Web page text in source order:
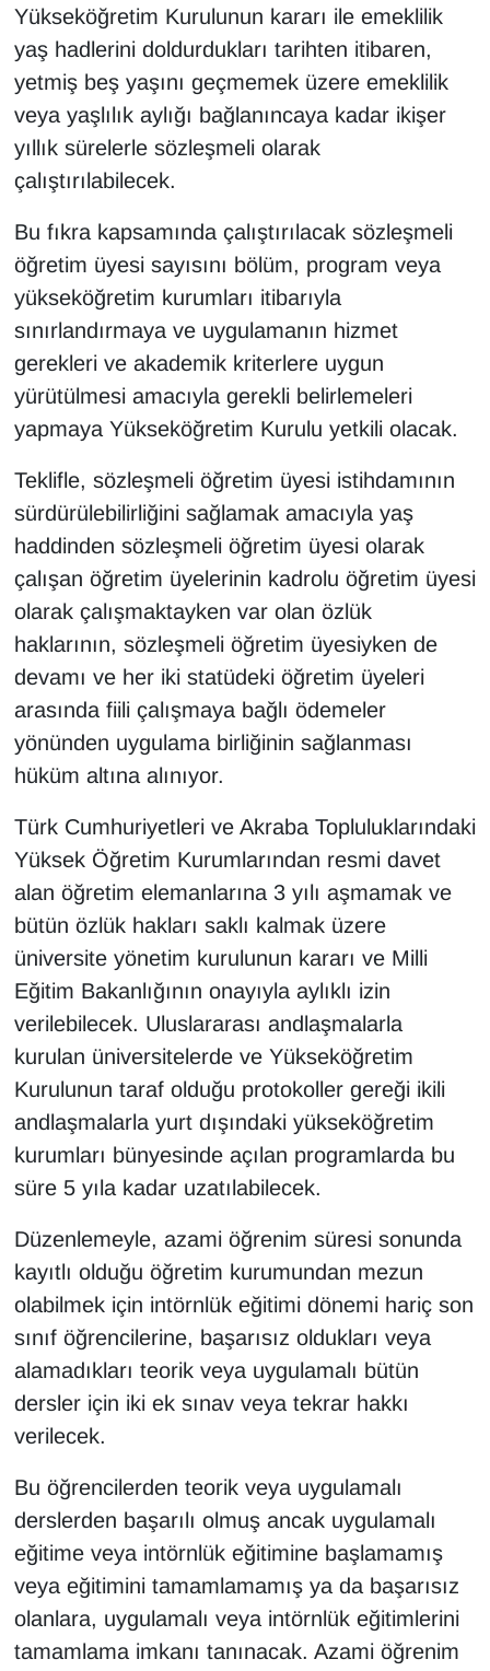
Yükseköğretim Kurulunun kararı ile emeklilik
yaş hadlerini doldurdukları tarihten itibaren,
yetmiş beş yaşını geçmemek üzere emeklilik
veya yaşlılık aylığı bağlanıncaya kadar ikişer
yıllık sürelerle sözleşmeli olarak
çalıştırılabilecek.
Bu fıkra kapsamında çalıştırılacak sözleşmeli
öğretim üyesi sayısını bölüm, program veya
yükseköğretim kurumları itibarıyla
sınırlandırmaya ve uygulamanın hizmet
gerekleri ve akademik kriterlere uygun
yürütülmesi amacıyla gerekli belirlemeleri
yapmaya Yükseköğretim Kurulu yetkili olacak.
Teklifle, sözleşmeli öğretim üyesi istihdamının
sürdürülebilirliğini sağlamak amacıyla yaş
haddinden sözleşmeli öğretim üyesi olarak
çalışan öğretim üyelerinin kadrolu öğretim üyesi
olarak çalışmaktayken var olan özlük
haklarının, sözleşmeli öğretim üyesiyken de
devamı ve her iki statüdeki öğretim üyeleri
arasında fiili çalışmaya bağlı ödemeler
yönünden uygulama birliğinin sağlanması
hüküm altına alınıyor.
Türk Cumhuriyetleri ve Akraba Topluluklarındaki
Yüksek Öğretim Kurumlarından resmi davet
alan öğretim elemanlarına 3 yılı aşmamak ve
bütün özlük hakları saklı kalmak üzere
üniversite yönetim kurulunun kararı ve Milli
Eğitim Bakanlığının onayıyla aylıklı izin
verilebilecek. Uluslararası andlaşmalarla
kurulan üniversitelerde ve Yükseköğretim
Kurulunun taraf olduğu protokoller gereği ikili
andlaşmalarla yurt dışındaki yükseköğretim
kurumları bünyesinde açılan programlarda bu
süre 5 yıla kadar uzatılabilecek.
Düzenlemeyle, azami öğrenim süresi sonunda
kayıtlı olduğu öğretim kurumundan mezun
olabilmek için intörnlük eğitimi dönemi hariç son
sınıf öğrencilerine, başarısız oldukları veya
alamadıkları teorik veya uygulamalı bütün
dersler için iki ek sınav veya tekrar hakkı
verilecek.
Bu öğrencilerden teorik veya uygulamalı
derslerden başarılı olmuş ancak uygulamalı
eğitime veya intörnlük eğitimine başlamamış
veya eğitimini tamamlamamış ya da başarısız
olanlara, uygulamalı veya intörnlük eğitimlerini
tamamlama imkanı tanınacak. Azami öğrenim